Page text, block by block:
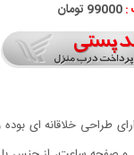
:99000 تومان
دارای طراحی خلاقانه